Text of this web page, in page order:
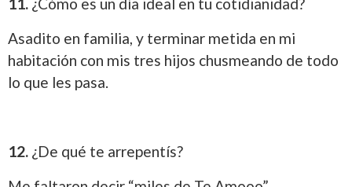
11. ¿Cómo es un día ideal en tu cotidianidad?
Asadito en familia, y terminar metida en mi
habitación con mis tres hijos chusmeando de todo
lo que les pasa.
12. ¿De qué te arrepentís?